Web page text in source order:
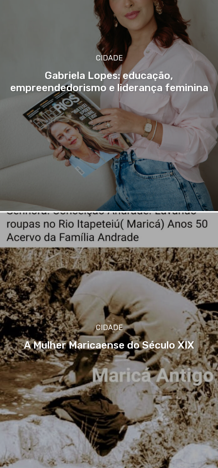
CIDADE
Gabriela Lopes: educação,
empreendedorismo e liderança feminina
CIDADE
A Mulher Maricaense do Século XIX